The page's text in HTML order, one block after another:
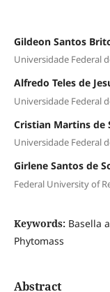
Gildeon Santos
Universidade Federal
Alfredo Teles de
Universidade Federal
Cristian Martins de
Universidade Federal
Girlene Santos de
Federal University of
Keywords: Basella
Phytomass
Abstract